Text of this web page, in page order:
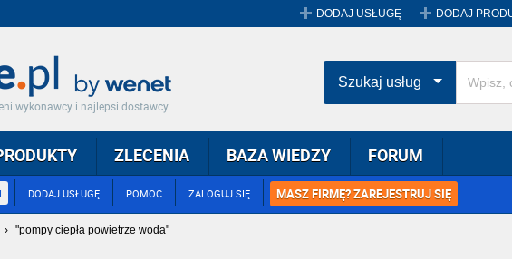
DODAJ USŁUGĘ DODAJ
wykonawcy i najlepsi dostawcy
DODAJ USŁUGĘ POMOC ZALOGUJ SIĘ MASZ FIRMĘ? ZAREJESTRUJ SIĘ
ZLECENIA BAZA WIEDZY FORUM
Szukaj usług
› "pompy ciepła powietrze woda"